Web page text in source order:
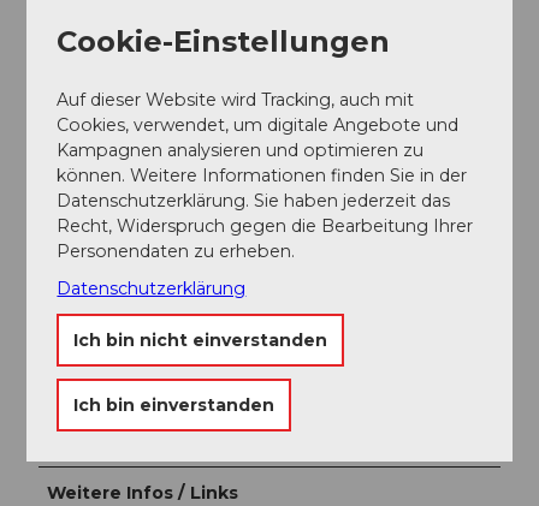
Alosenstrasse einbiegen und dann der Strasse bis zum
Ratenpass folgen. Von Schwyz aus Richtung Sattel
Ratenpass.
Parken
Parkplätze gibt es in Oberägeri (Parkplatz
Mehrzweckhalle) oder auf dem Ratenpass beim
Restaurant Raten.
Öffentliche Verkehrsmittel
Station, dann umsteigen mit dem Bus zum Raten.
Weitere Infos / Links
Cookie-Einstellungen
Auf dieser Website wird Tracking, auch mit
Cookies, verwendet, um digitale Angebote und
Kampagnen analysieren und optimieren zu
können. Weitere Informationen finden Sie in der
Datenschutzerklärung. Sie haben jederzeit das
Recht, Widerspruch gegen die Bearbeitung Ihrer
Personendaten zu erheben.
Datenschutzerklärung
Ich bin nicht einverstanden
Ich bin einverstanden